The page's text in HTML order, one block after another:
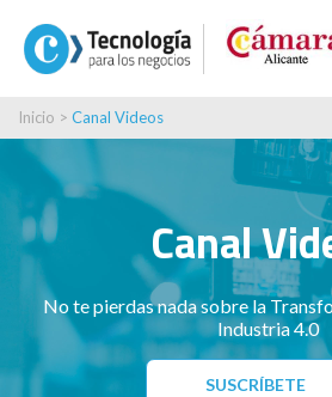
Inicio > Canal Videos
Canal
No te pierdas nada sobre la
Industria 4.0
SUSCRÍBETE